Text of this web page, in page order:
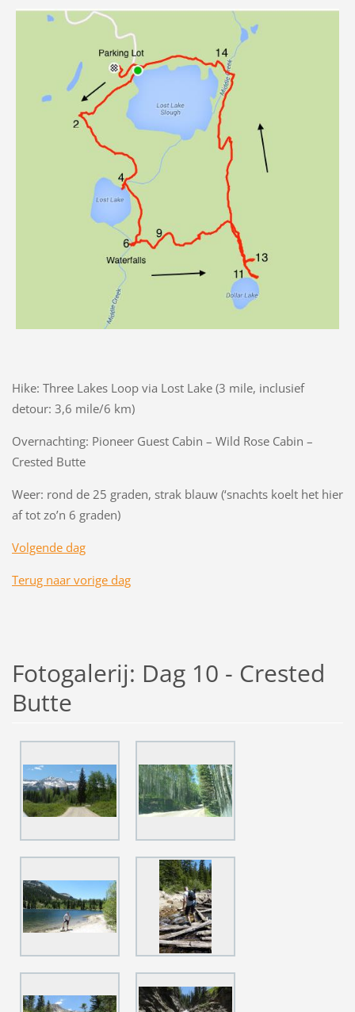
Hike: Three Lakes Loop via Lost Lake (3 mile, inclusief
detour: 3,6 mile/6 km)
Overnachting: Pioneer Guest Cabin – Wild Rose Cabin –
Crested Butte
Weer: rond de 25 graden, strak blauw (‘snachts koelt het hier
af tot zo’n 6 graden)
Volgende dag
Terug naar vorige dag
Fotogalerij: Dag 10 - Crested
Butte